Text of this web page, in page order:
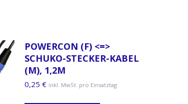
POWERCON (F) <=>
SCHUKO-STECKER-KABEL
(M), 1,2M
0,25 € inkl. MwSt. pro Einsatztag